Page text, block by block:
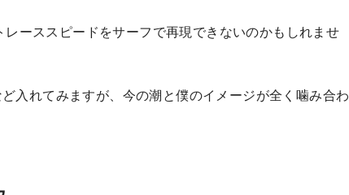
ーススピードをサーフで再現できないのかもしれませ
入れてみますが、今の潮と僕のイメージが全く噛み合わ